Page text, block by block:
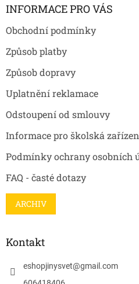
INFORMACE PRO VÁS
Obchodní podmínky
Způsob platby
Způsob dopravy
Uplatnění reklamace
Odstoupení od smlouvy
Informace pro školská
Podmínky ochrany osobních
FAQ - časté dotazy
ARCHIV
Kontakt
eshopjinysvet@gmail.com